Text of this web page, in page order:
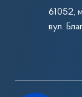
61052,
вул.